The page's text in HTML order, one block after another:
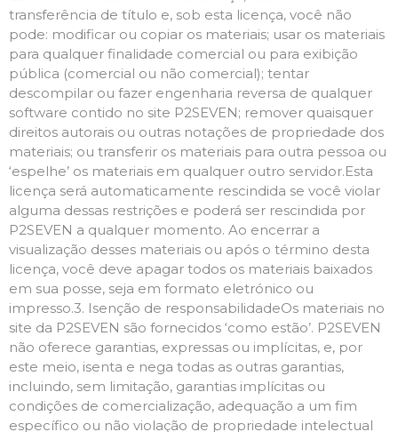
transferência de título e, sob esta licença, você não
pode: modificar ou copiar os materiais; usar os materiais
para qualquer finalidade comercial ou para exibição
pública (comercial ou não comercial); tentar
descompilar ou fazer engenharia reversa de qualquer
software contido no site P2SEVEN; remover quaisquer
direitos autorais ou outras notações de propriedade dos
materiais; ou transferir os materiais para outra pessoa ou
‘espelhe’ os materiais em qualquer outro servidor.Esta
licença será automaticamente rescindida se você violar
alguma dessas restrições e poderá ser rescindida por
P2SEVEN a qualquer momento. Ao encerrar a
visualização desses materiais ou após o término desta
licença, você deve apagar todos os materiais baixados
em sua posse, seja em formato eletrónico ou
impresso.3. Isenção de responsabilidadeOs materiais no
site da P2SEVEN são fornecidos ‘como estão’. P2SEVEN
não oferece garantias, expressas ou implícitas, e, por
este meio, isenta e nega todas as outras garantias,
incluindo, sem limitação, garantias implícitas ou
condições de comercialização, adequação a um fim
específico ou não violação de propriedade intelectual